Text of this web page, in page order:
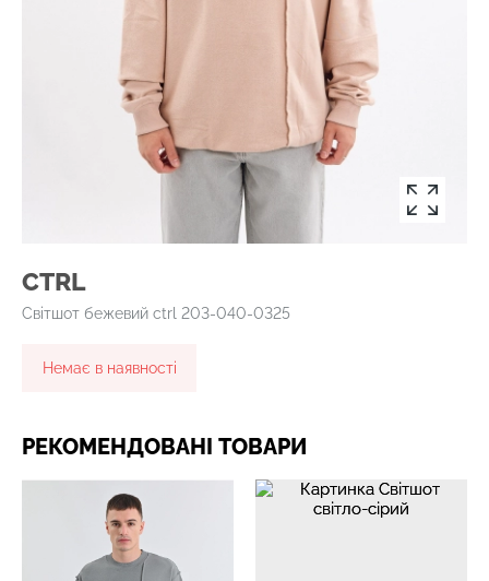
CTRL
Світшот бежевий ctrl 203-040-0325
Немає в наявності
РЕКОМЕНДОВАНІ ТОВАРИ